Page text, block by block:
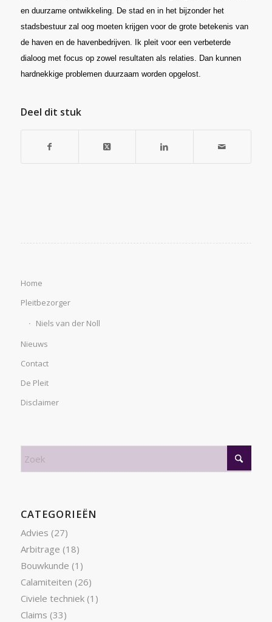
en duurzame ontwikkeling. De stad en in het bijzonder het
stadsbestuur zal oog moeten krijgen voor de grote betekenis van
de haven en de havenbedrijven. Ik pleit voor een verbeterde
dialoog met focus op zowel resultaten als relaties. Dan kunnen
hardnekkige problemen duurzaam worden opgelost.
Deel dit stuk
Home
Pleitbezorger
Niels van der Noll
Nieuws
Contact
De Pleit
Disclaimer
CATEGORIEËN
Advies (27)
Arbitrage (18)
Bouwkunde (1)
Calamiteiten (26)
Civiele techniek(1)
Claims (33)